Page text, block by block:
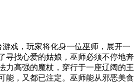
游戏，玩家将化身一位巫师，展开一
寻找心爱的姑娘，巫师必须不停地奔
力高强的魔杖，穿行于一座辽阔的王
能，又都已注定。巫师能从邪恶美食